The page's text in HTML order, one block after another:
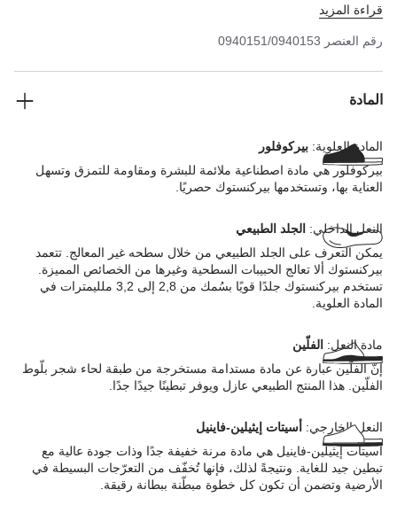
قراءة المزيد
رقم العنصر 0940151/0940153
المادة
المادة العلوية: بيركوفلور
بيركوفلور هي مادة اصطناعية ملائمة للبشرة ومقاومة للتمزق وتسهل
العناية بها، وتستخدمها بيركنستوك حصريًا.
النعل الداخلي: الجلد الطبيعي
يمكن التعرف على الجلد الطبيعي من خلال سطحه غير المعالج. تتعمد
بيركنستوك ألا تعالج الحبيبات السطحية وغيرها من الخصائص المميزة.
تستخدم بيركنستوك جلدًا قويًا بسُمك من 2,8 إلى 3,2 ملليمترات في
المادة العلوية.
مادة النعل: الفلّين
إنّ الفلّين عبارة عن مادة مستدامة مستخرجة من طبقة لحاء شجر بلّوط
الفلّين. هذا المنتج الطبيعي عازل ويوفر تبطينًا جيدًا جدًا.
النعل الخارجي: أسيتات إيثيلين-فاينيل
أسيتات إيثيلين-فاينيل هي مادة مرنة خفيفة جدًا وذات جودة عالية مع
تبطين جيد للغاية. ونتيجةً لذلك، فإنها تُخفّف من التعرّجات البسيطة في
الأرضية وتضمن أن تكون كل خطوة مبطّنة ببطانة رقيقة.